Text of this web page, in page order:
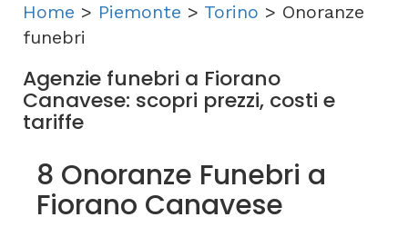
Home > Piemonte > Torino > Onoranze
funebri
Agenzie funebri a Fiorano
Canavese: scopri prezzi, costi e
tariffe
8 Onoranze Funebri a
Fiorano Canavese